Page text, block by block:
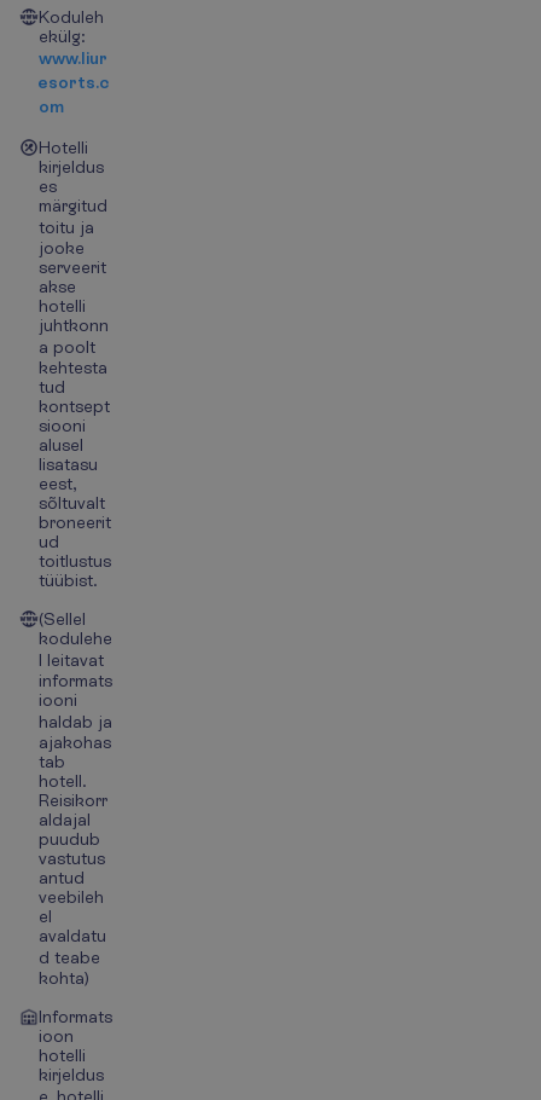
Koduleh
ekülg:
www.liur
esorts.c
om
Hotelli
kirjeldus
es
märgitud
toitu ja
jooke
serveerit
akse
hotelli
juhtkonn
a poolt
kehtesta
tud
kontsept
siooni
alusel
lisatasu
eest,
sõltuvalt
broneerit
ud
toitlustus
tüübist.
(Sellel
kodulehe
l leitavat
informats
iooni
haldab ja
ajakohas
tab
hotell.
Reisikorr
aldajal
puudub
vastutus
antud
veebileh
el
avaldatu
d teabe
kohta)
Informats
ioon
hotelli
kirjeldus